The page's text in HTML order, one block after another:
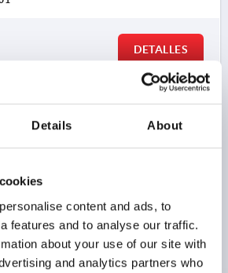
Details About
content and ads, to
features and to analyse our traffic.
about your use of our site with
and analytics partners who
DETALLES
TA.2 M12, A=100, FORMA:20°
COMP:PLÁSTICO